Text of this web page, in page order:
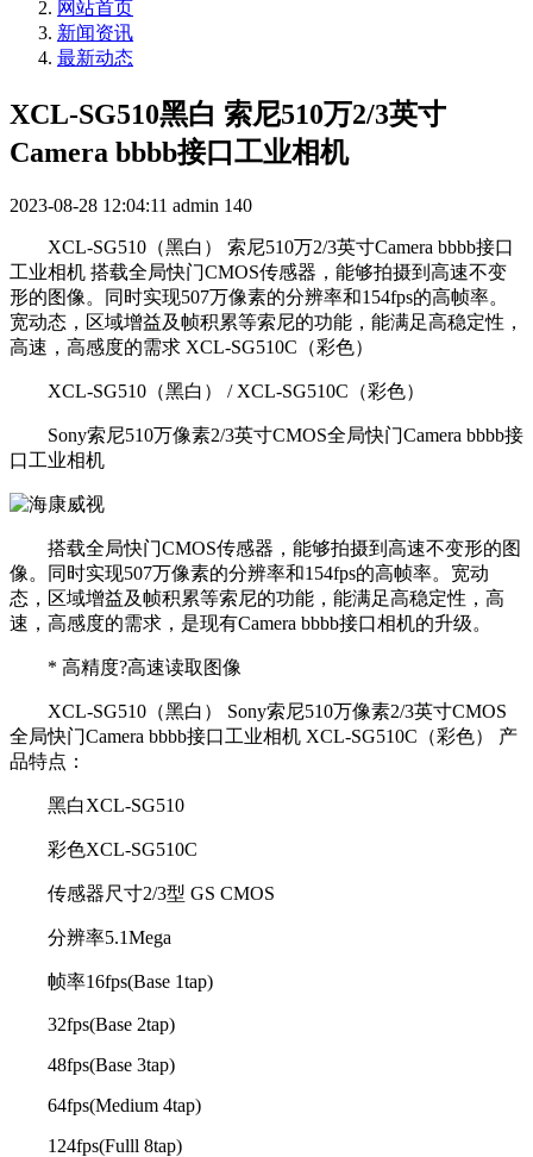
网站首页
新闻资讯
最新动态
XCL-SG510黑白 索尼510万2/3英寸
Camera bbbb接口工业相机
2023-08-28 12:04:11 admin 140
XCL-SG510（黑白） 索尼510万2/3英寸Camera bbbb接口
工业相机 搭载全局快门CMOS传感器，能够拍摄到高速不变
形的图像。同时实现507万像素的分辨率和154fps的高帧率。
宽动态，区域增益及帧积累等索尼的功能，能满足高稳定性，
高速，高感度的需求 XCL-SG510C（彩色）
XCL-SG510（黑白） / XCL-SG510C（彩色）
Sony索尼510万像素2/3英寸CMOS全局快门Camera bbbb接
口工业相机
搭载全局快门CMOS传感器，能够拍摄到高速不变形的图
像。同时实现507万像素的分辨率和154fps的高帧率。宽动
态，区域增益及帧积累等索尼的功能，能满足高稳定性，高
速，高感度的需求，是现有Camera bbbb接口相机的升级。
* 高精度?高速读取图像
XCL-SG510（黑白） Sony索尼510万像素2/3英寸CMOS
全局快门Camera bbbb接口工业相机 XCL-SG510C（彩色） 产
品特点：
黑白XCL-SG510
彩色XCL-SG510C
传感器尺寸2/3型 GS CMOS
分辨率5.1Mega
帧率16fps(Base 1tap)
32fps(Base 2tap)
48fps(Base 3tap)
64fps(Medium 4tap)
124fps(Fulll 8tap)